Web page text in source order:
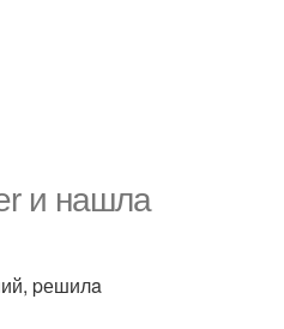
и нaшлa
pешилa